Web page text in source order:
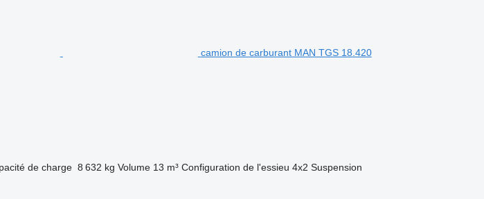
camion de carburant MAN TGS 18.420
de charge 8 632 kg Volume 13 m³ Configuration de l'essieu 4x2 Suspension